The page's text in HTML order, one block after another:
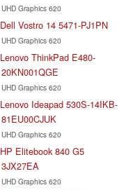
UHD Graphics 620
Dell Vostro 14 5471-PJ1PN
UHD Graphics 620
Lenovo ThinkPad E480-
20KN001QGE
UHD Graphics 620
Lenovo Ideapad 530S-14IKB-
81EU00CJUK
UHD Graphics 620
HP Elitebook 840 G5
3JX27EA
UHD Graphics 620